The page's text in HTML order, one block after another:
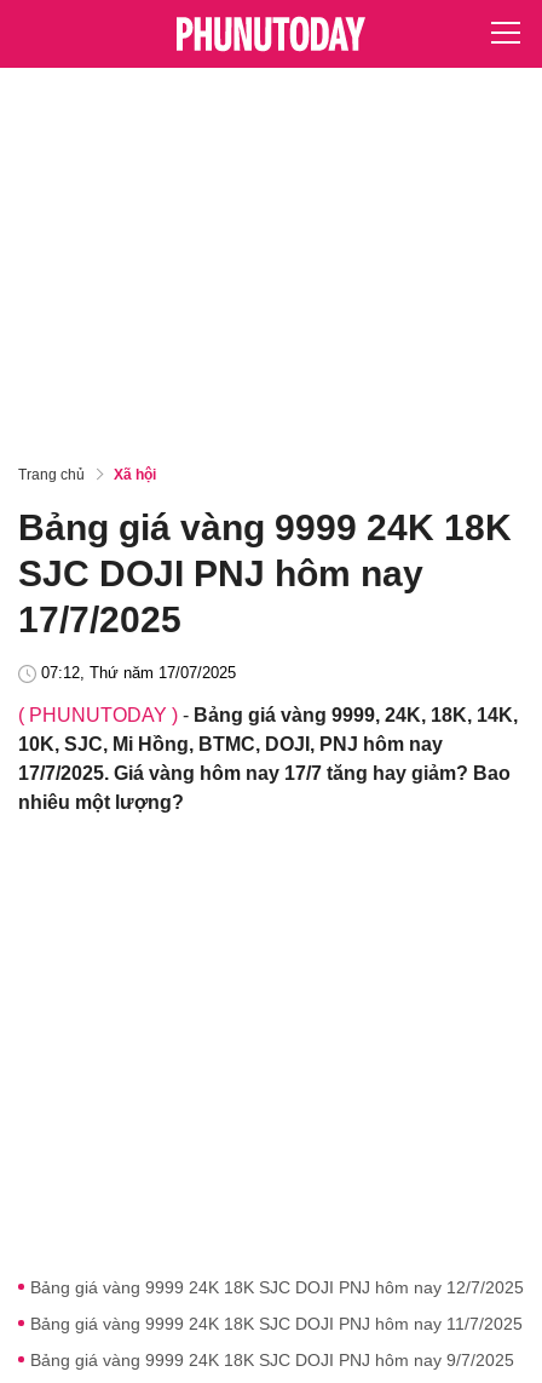
Trang chủ Xã hội
Bảng giá vàng 9999 24K 18K
SJC DOJI PNJ hôm nay
17/7/2025
07:12, Thứ năm 17/07/2025
( PHUNUTODAY ) - Bảng giá vàng 9999, 24K, 18K, 14K,
10K, SJC, Mi Hồng, BTMC, DOJI, PNJ hôm nay
17/7/2025. Giá vàng hôm nay 17/7 tăng hay giảm? Bao
nhiêu một lượng?
Bảng giá vàng 9999 24K 18K SJC DOJI PNJ hôm nay 12/7/2025
Bảng giá vàng 9999 24K 18K SJC DOJI PNJ hôm nay 11/7/2025
Bảng giá vàng 9999 24K 18K SJC DOJI PNJ hôm nay 9/7/2025